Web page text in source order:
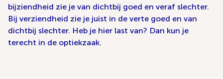
bijziendheid zie je van dichtbij goed en veraf slechter.
Bij verziendheid zie je juist in de verte goed en van
dichtbij slechter. Heb je hier last van? Dan kun je
terecht in de optiekzaak.